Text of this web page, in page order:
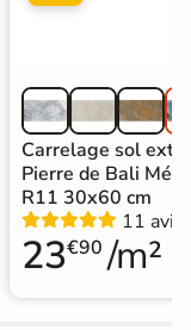
Carrelage sol
Pierre de Bali
R11 30x60 cm
11 avis
23€90 /m²